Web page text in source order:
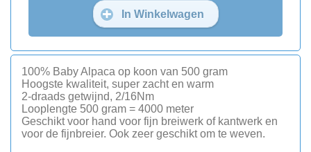
In Winkelwagen
100% Baby Alpaca op koon van 500 gram
Hoogste kwaliteit, super zacht en warm
2-draads getwijnd, 2/16Nm
Looplengte 500 gram = 4000 meter
Geschikt voor hand voor fijn breiwerk of kantwerk en
voor de fijnbreier. Ook zeer geschikt om te weven.